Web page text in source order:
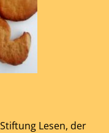
Lesen, der